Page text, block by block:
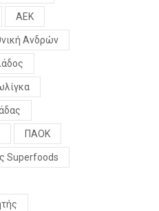
ΑΕΚ
Ανδρών
ΠΑΟΚ
Superfoods